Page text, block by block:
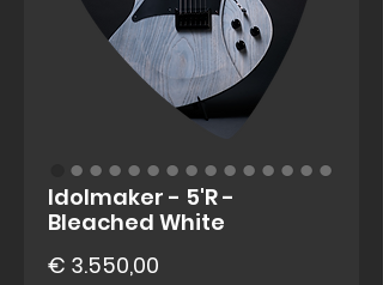
Idolmaker - 5'R -
Bleached White
€ 3.550,00